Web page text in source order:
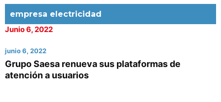
empresa electricidad
Junio 6, 2022
junio 6, 2022
Grupo Saesa renueva sus plataformas de
atención a usuarios